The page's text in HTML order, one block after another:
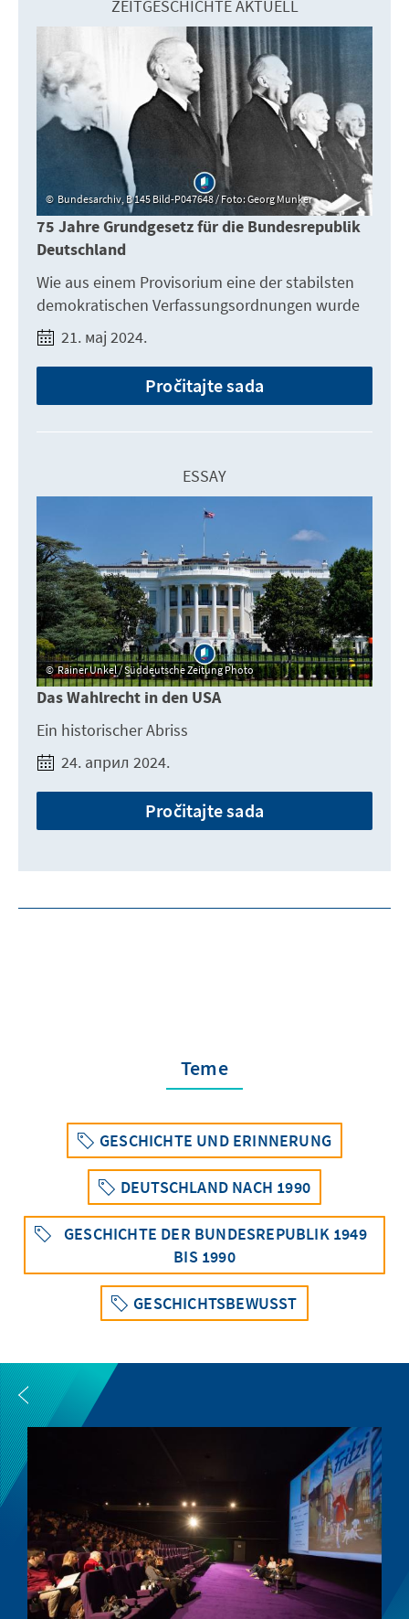
ZEITGESCHICHTE AKTUELL
Bundesarchiv, B 145 Bild-P047648 / Foto: Georg Munker
75 Jahre Grundgesetz für die Bundesrepublik
Deutschland
Wie aus einem Provisorium eine der stabilsten
demokratischen Verfassungsordnungen wurde
21. мај 2024.
Pročitajte sada
ESSAY
Rainer Unkel / Süddeutsche Zeitung Photo
Das Wahlrecht in den USA
Ein historischer Abriss
24. април 2024.
Pročitajte sada
Teme
GESCHICHTE UND ERINNERUNG
DEUTSCHLAND NACH 1990
GESCHICHTE DER BUNDESREPUBLIK 1949
BIS 1990
GESCHICHTSBEWUSST